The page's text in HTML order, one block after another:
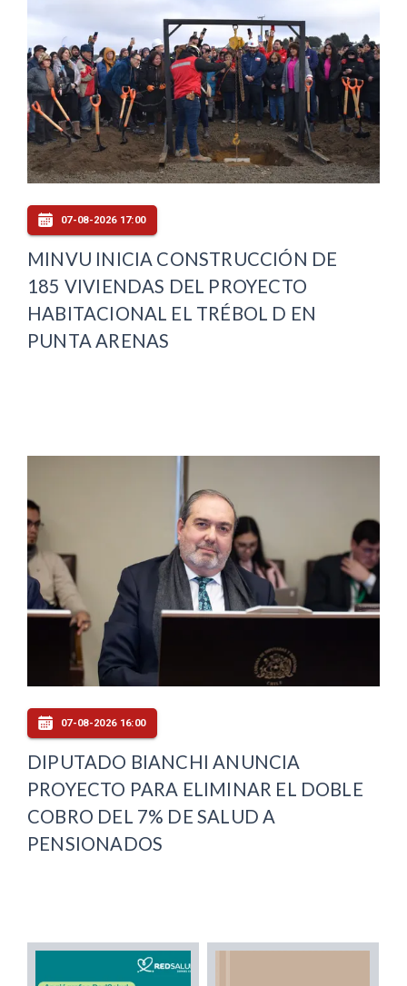
07-08-2026 17:00
MINVU INICIA CONSTRUCCIÓN DE
185 VIVIENDAS DEL PROYECTO
HABITACIONAL EL TRÉBOL D EN
PUNTA ARENAS
07-08-2026 16:00
DIPUTADO BIANCHI ANUNCIA
PROYECTO PARA ELIMINAR EL DOBLE
COBRO DEL 7% DE SALUD A
PENSIONADOS